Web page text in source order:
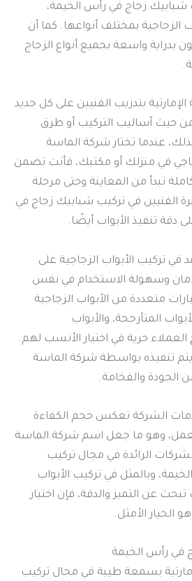
شبابيك زجاج في رأس الخيمة،
الزجاجية بمختلف أنواعها. كما أن
بدراية واسعة بجميع أنواع الزجاج
بتدريب الفنيين على كل جديد
حيث أساليب التركيب أو طرق
عندما تختار شركة الماسة
في منزلك أو مكتبك، فأنت تضمن
تبدأ من المعاينة وحتى مرحلة
الفنيين في تركيب شبابيك زجاج في
تنفيذ الأبواب أيضًا.
في تركيب الأبواب الزجاجية على
وسهولة الاستخدام في نفس
متعددة من الأبواب الزجاجية
المتأرجحة، والأبواب
العملاء حرية في اختيار الأنسب لهم.
تنفيذه بواسطة شركة الماسة
الجودة والفخامة.
الشركة تعكس حجم الكفاءة
وهو ما جعل اسم شركة الماسة
الرائدة في مجال تركيب
وبالمثل في تركيب الأبواب
عن التميز والدقة، فإن اختيار
الخيار الأمثل.
في رأس الخيمة
بسمعة طيبة في مجال تركيب